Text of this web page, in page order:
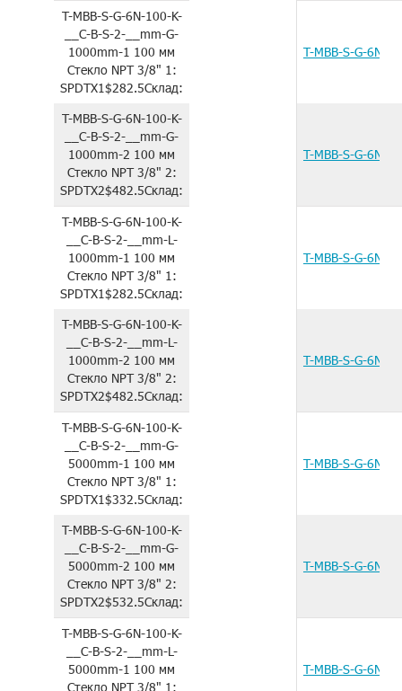
T-MBB-S-G-6N-100-K-
__C-B-S-2-__mm-G-
1000mm-1 100 мм
СтеклоNPT 3/8" 1:
SPDTX1$282.5Склад:
T-MBB-S-G-6N-
T-MBB-S-G-6N-100-K-
__C-B-S-2-__mm-G-
1000mm-2 100 мм
СтеклоNPT 3/8" 2:
SPDTX2$482.5Склад:
T-MBB-S-G-6N-
T-MBB-S-G-6N-100-K-
__C-B-S-2-__mm-L-
1000mm-1 100 мм
СтеклоNPT 3/8" 1:
SPDTX1$282.5Склад:
T-MBB-S-G-6N-
T-MBB-S-G-6N-100-K-
__C-B-S-2-__mm-L-
1000mm-2 100 мм
СтеклоNPT 3/8" 2:
SPDTX2$482.5Склад:
T-MBB-S-G-6N-
T-MBB-S-G-6N-100-K-
__C-B-S-2-__mm-G-
5000mm-1 100 мм
СтеклоNPT 3/8" 1:
SPDTX1$332.5Склад:
T-MBB-S-G-6N-
T-MBB-S-G-6N-100-K-
__C-B-S-2-__mm-G-
5000mm-2 100 мм
СтеклоNPT 3/8" 2:
SPDTX2$532.5Склад:
T-MBB-S-G-6N-
T-MBB-S-G-6N-100-K-
__C-B-S-2-__mm-L-
5000mm-1 100 мм
СтеклоNPT 3/8" 1:
T-MBB-S-G-6N-